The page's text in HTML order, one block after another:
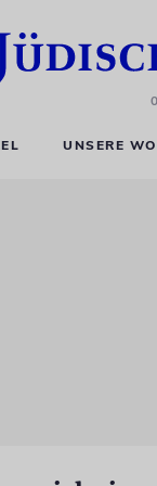
UNSERE